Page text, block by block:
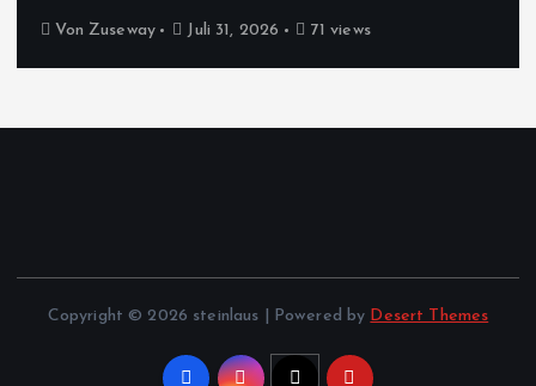
Von Zuseway Juli 31, 2026 71 views
Copyright © 2026 steinlaus | Powered by Desert Themes